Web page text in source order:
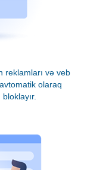
reklamları və veb
olaraq